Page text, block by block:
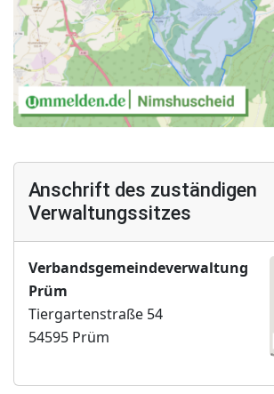
Anschrift des zuständigen
Verwaltungssitzes
Verbandsgemeindeverwaltung
Prüm
Tiergartenstraße 54
54595 Prüm